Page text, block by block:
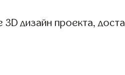
дизайн проекта,